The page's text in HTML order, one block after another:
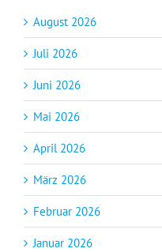
August 2026
Juli 2026
Juni 2026
Mai 2026
April 2026
März 2026
Februar 2026
Januar 2026